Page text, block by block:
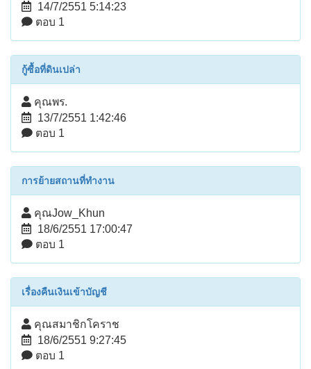
14/7/2551 5:14:23
ตอบ 1
กู้ซื้อที่ดินเปล่า
คุณพร.
13/7/2551 1:42:46
ตอบ 1
การย้ายสถานที่ทำงาน
คุณJow_Khun
18/6/2551 17:00:47
ตอบ 1
เรื่องคืนเงินเข้าบัญชี
คุณสมาชิกโคราช
18/6/2551 9:27:45
ตอบ 1